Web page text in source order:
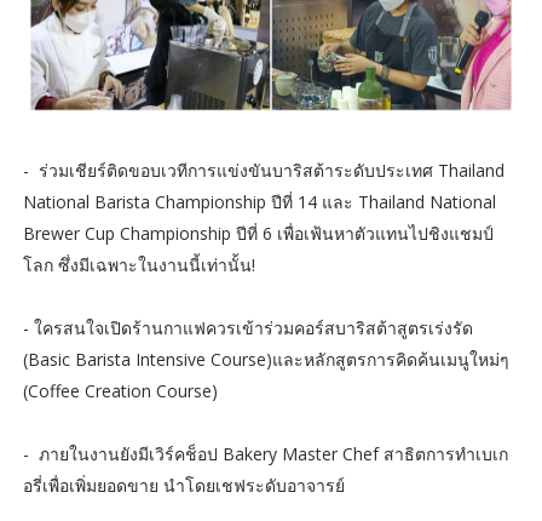
- ร่วมเชียร์ติดขอบเวทีการแข่งขันบาริสต้าระดับประเทศ Thailand
National Barista Championship ปีที่ 14 และ Thailand National
Brewer Cup Championship ปีที่ 6 เพื่อเฟ้นหาตัวแทนไปชิงแชมป์
โลก ซึ่งมีเฉพาะในงานนี้เท่านั้น!
- ใครสนใจเปิดร้านกาแฟควรเข้าร่วมคอร์สบาริสต้าสูตรเร่งรัด
(Basic Barista Intensive Course)และหลักสูตรการคิดค้นเมนูใหม่ๆ
(Coffee Creation Course)
- ภายในงานยังมีเวิร์คช็อป Bakery Master Chef สาธิตการทำเบเก
อรี่เพื่อเพิ่มยอดขาย นำโดยเชฟระดับอาจารย์